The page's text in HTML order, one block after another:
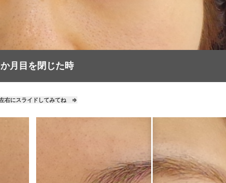
月目を閉じた時
にスライドしてみてね ⇒